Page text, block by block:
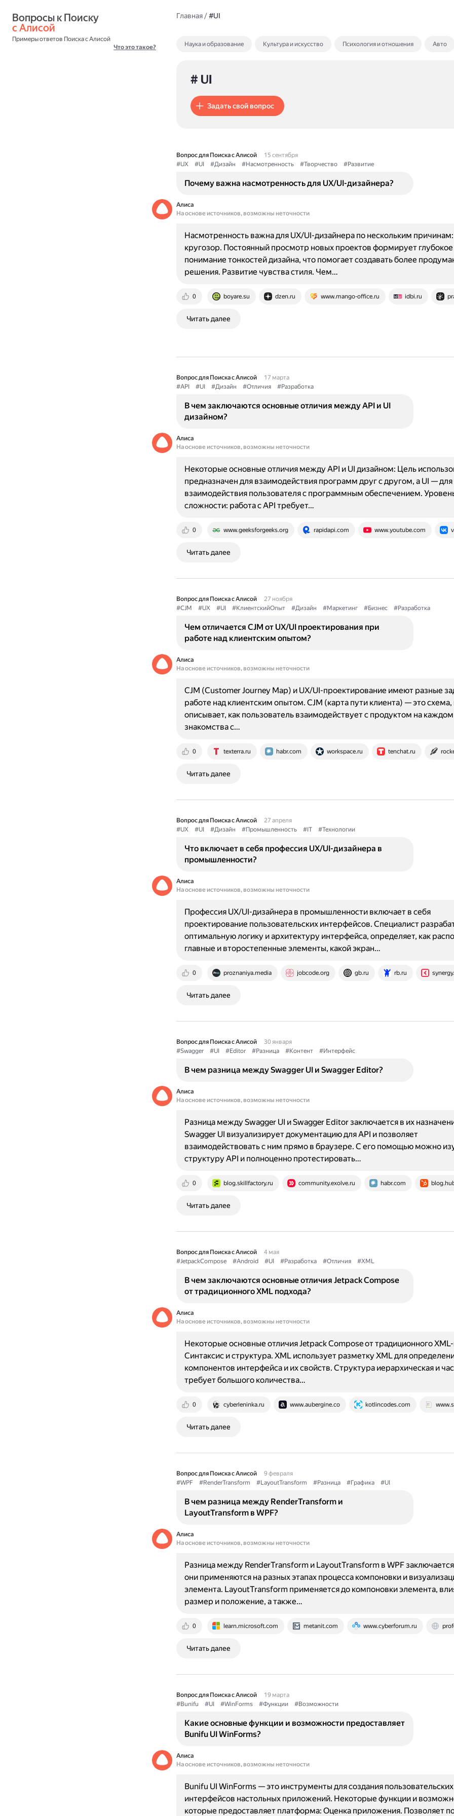
с Алисой
Примеры ответов Поиска с Алисой
Что это такое?
Главная/#UI
Наука и образование Культура и искусство Психология и отношения Авто
# UI
Задать свой вопрос
Вопрос для Поиска с Алисой
15 сентября
#UX
#UI #Дизайн #Насмотренность #Творчество #Развитие
Почему важна насмотренность для UX/UI-дизайнера?
Алиса
На основе источников, возможны неточности
0 boyare.su dzen.ru www.mango-office.ru idbi.ru
Насмотренность важна для UX/UI-дизайнера по нескольким
кругозор. Постоянный просмотр новых проектов формирует глубокое
понимание тонкостей дизайна, что помогает создавать более
решения. Развитие чувства стиля. Чем…
Читать далее
Вопрос для Поиска с Алисой
17 марта
#API
#UI #Дизайн #Отличия #Разработка
В чем заключаются основные отличия между API и UI
дизайном?
Алиса
На основе источников, возможны неточности
0 www.geeksforgeeks.org rapidapi.com www.youtube.com
Некоторые основные отличия между API и UI дизайном: Цель
предназначен для взаимодействия программ друг с другом, а UI — для
взаимодействия пользователя с программным обеспечением.
сложности: работа с API требует…
Читать далее
Вопрос для Поиска с Алисой
27 ноября
#CJM
#UX #UI #КлиентскийОпыт #Дизайн #Маркетинг #Бизнес #Разработка
Чем отличается CJM от UX/UI проектирования при
работе над клиентским опытом?
Алиса
На основе источников, возможны неточности
0 texterra.ru habr.com workspace.ru tenchat.ru
CJM (Customer Journey Map) и UX/UI-проектирование имеют разные
работе над клиентским опытом. CJM (карта пути клиента) — это схема,
описывает, как пользователь взаимодействует с продуктом на каждом
знакомства с…
Читать далее
Вопрос для Поиска с Алисой
27 апреля
#UX
#UI #Дизайн #Промышленность #IT #Технологии
Что включает в себя профессия UX/UI-дизайнера в
промышленности?
Алиса
На основе источников, возможны неточности
0 proznaniya.media jobcode.org gb.ru rb.ru
Профессия UX/UI-дизайнера в промышленности включает в себя
проектирование пользовательских интерфейсов. Специалист
оптимальную логику и архитектуру интерфейса, определяет, как
главные и второстепенные элементы, какой экран…
Читать далее
Вопрос для Поиска с Алисой
30 января
#Swagger
#UI #Editor #Разница #Контент #Интерфейс
В чем разница между Swagger UI и Swagger Editor?
Алиса
На основе источников, возможны неточности
0 blog.skillfactory.ru community.exolve.ru habr.com
Разница между Swagger UI и Swagger Editor заключается в их
Swagger UI визуализирует документацию для API и позволяет
взаимодействовать с ним прямо в браузере. С его помощью можно
структуру API и полноценно протестировать…
Читать далее
Вопрос для Поиска с Алисой
4 мая
#JetpackCompose
#Android #UI #Разработка #Отличия #XML
В чем заключаются основные отличия Jetpack Compose
от традиционного XML подхода?
Алиса
На основе источников, возможны неточности
0 cyberleninka.ru www.aubergine.co kotlincodes.com
Некоторые основные отличия Jetpack Compose от традиционного
Синтаксис и структура. XML использует разметку XML для
компонентов интерфейса и их свойств. Структура иерархическая и
требует большого количества…
Читать далее
Вопрос для Поиска с Алисой
9 февраля
#WPF
#RenderTransform #LayoutTransform #Разница #Графика #UI
В чем разница между RenderTransform и
LayoutTransform в WPF?
Алиса
На основе источников, возможны неточности
0 learn.microsoft.com metanit.com www.cyberforum.ru
Разница между RenderTransform и LayoutTransform в WPF
они применяются на разных этапах процесса компоновки и
элемента. LayoutTransform применяется до компоновки элемента,
размер и положение, а также…
Читать далее
Вопрос для Поиска с Алисой
19 марта
#Bunifu
#UI #WinForms #Функции #Возможности
Какие основные функции и возможности предоставляет
Bunifu UI WinForms?
Алиса
На основе источников, возможны неточности
Bunifu UI WinForms — это инструменты для создания пользовательских
интерфейсов настольных приложений. Некоторые функции и
которые предоставляет платформа: Оценка приложения. Позволяет